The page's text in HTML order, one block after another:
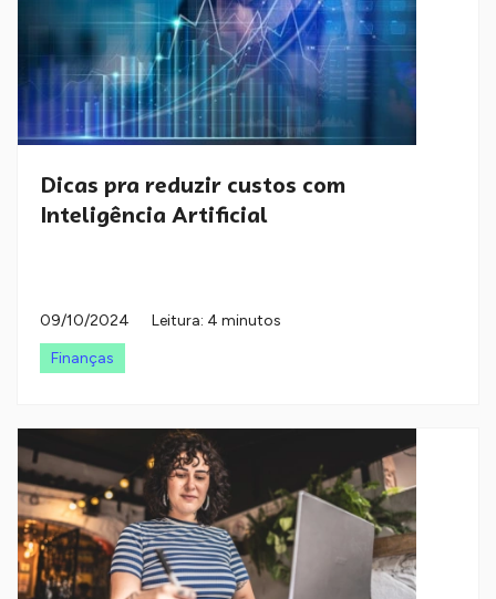
Dicas pra reduzir custos com
Inteligência Artificial
09/10/2024
Leitura: 4 minutos
Finanças